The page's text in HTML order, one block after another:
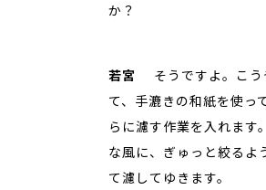
か？
若宮
そうですよ。こう
て、手漉きの和紙を使っ
らに濾す作業を入れます
な風に、ぎゅっと絞るよ
て濾してゆきます。